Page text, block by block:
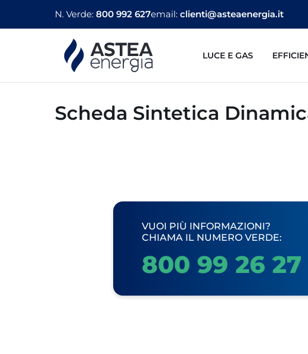
N. Verde: 800 992 627email: clienti@asteaenergia.it
LUCE E GAS
Scheda Sintetica
VUOI PIÙ INFORMAZIONI?
CHIAMA IL NUMERO VERDE:
800 99 26 27